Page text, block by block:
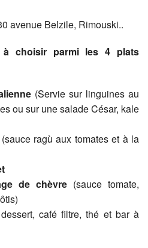
avenue Belzile, Rimouski..
choisir parmi les 4 plats
(Servie sur linguines au
ou sur une salade César, kale
(sauce ragù aux tomates et à la
de chèvre (sauce tomate,
café filtre, thé et bar à